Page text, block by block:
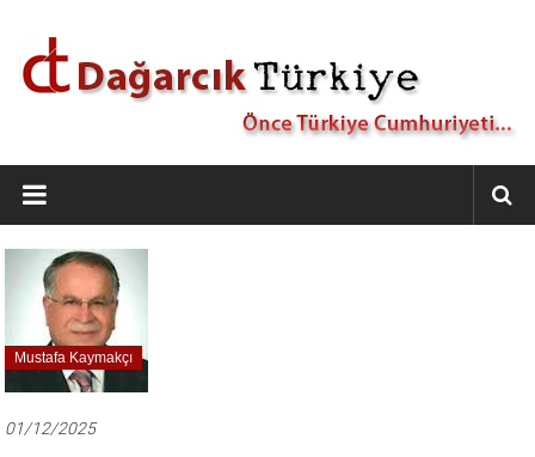
Dağarcık
Türkiye
Önce
Türkiye
Cumhuriyeti…
Mustafa Kaymakçı
01/12/2025